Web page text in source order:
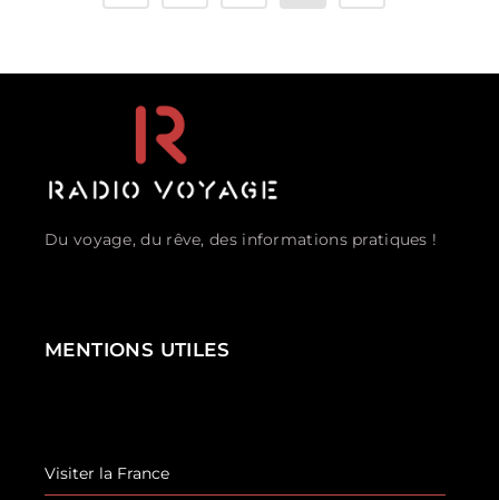
Du voyage, du rêve, des informations pratiques !
MENTIONS UTILES
Visiter la France